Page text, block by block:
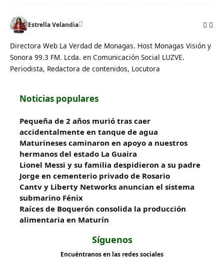
Estrella Velandia
Directora Web La Verdad de Monagas. Host Monagas Visión y
Sonora 99.3 FM. Lcda. en Comunicación Social LUZVE.
Periodista, Redactora de contenidos, Locutora
Noticias populares
Pequeña de 2 años murió tras caer
accidentalmente en tanque de agua
Maturineses caminaron en apoyo a nuestros
hermanos del estado La Guaira
Lionel Messi y su familia despidieron a su padre
Jorge en cementerio privado de Rosario
Cantv y Liberty Networks anuncian el sistema
submarino Fénix
Raíces de Boquerón consolida la producción
alimentaria en Maturín
Síguenos
Encuéntranos en las redes sociales